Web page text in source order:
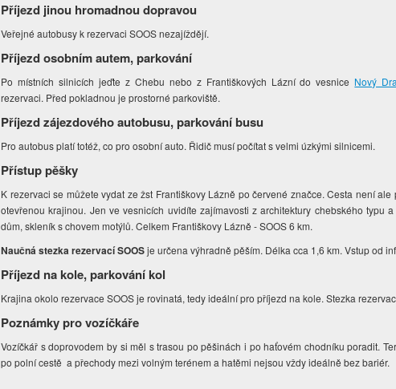
Příjezd jinou hromadnou dopravou
Veřejné autobusy k rezervaci SOOS nezajíždějí.
Příjezd osobním autem, parkování
Po místních silnicích jeďte z Chebu nebo z Františkových Lázní do vesnice Nový
rezervaci. Před pokladnou je prostorné parkoviště.
Příjezd zájezdového autobusu, parkování busu
Pro autobus platí totéž, co pro osobní auto. Řidič musí počítat s velmi úzkými silnicemi.
Přístup pěšky
K rezervaci se můžete vydat ze žst Františkovy Lázně po červené značce. Cesta není
otevřenou krajinou. Jen ve vesnicích uvidíte zajímavosti z architektury chebského typu
dům, skleník s chovem motýlů. Celkem Františkovy Lázně - SOOS 6 km.
Naučná stezka rezervací SOOSje určena výhradně pěším. Délka cca 1,6 km. Vstup od
Příjezd na kole, parkování kol
Krajina okolo rezervace SOOS je rovinatá, tedy ideální pro příjezd na kole. Stezka
Poznámky pro vozíčkáře
Vozíčkář s doprovodem by si měl s trasou po pěšinách i po haťovém chodníku poradit.
po polní cestě a přechody mezi volným terénem a hatěmi nejsou vždy ideálně bez bariér.